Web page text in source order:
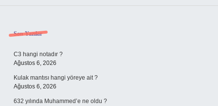
Sidebar
Son Yazılar
C3 hangi notadır ?
Ağustos 6, 2026
Kulak mantısı hangi yöreye ait ?
Ağustos 6, 2026
632 yılında Muhammed’e ne oldu ?